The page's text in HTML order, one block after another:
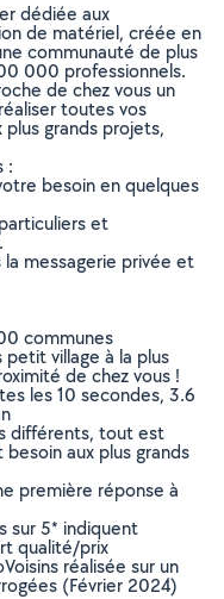
dédiée aux
de matériel, créée en
communauté de plus
000 professionnels.
de chez vous un
toutes vos
grands projets,
:
besoin en quelques
et
la messagerie privée et
communes
petit village à la plus
de chez vous !
les 10 secondes, 3.6
différents, tout est
aux plus grands
première réponse à
sur 5* indiquent
qualité/prix
réalisée sur un
(Février 2024)